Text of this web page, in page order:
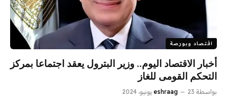
اقتصاد وبورصة
أخبار الاقتصاد اليوم.. وزير البترول يعقد اجتماعا بمركز
التحكم القومى للغاز
بواسطة eshraag 23 يونيو، 2024